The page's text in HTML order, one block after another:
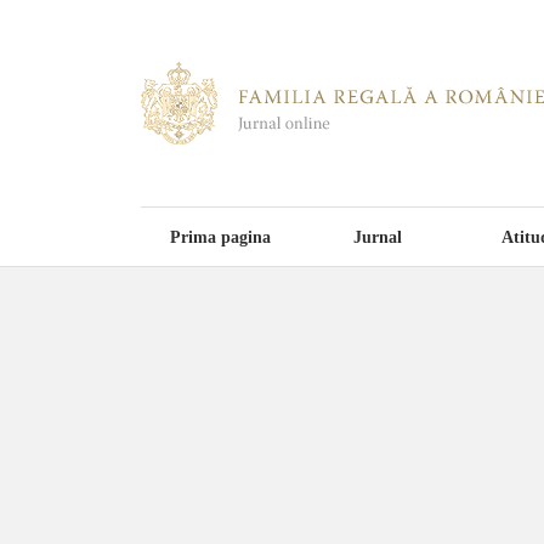
Prima pagina Jurnal